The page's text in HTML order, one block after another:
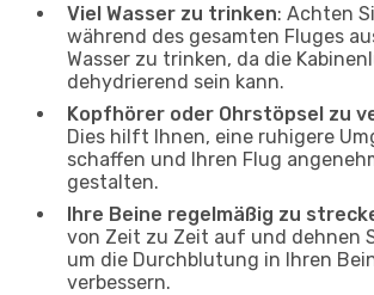
Viel Wasser zu trinken: Achten
während des gesamten Fluges
Wasser zu trinken, da die
dehydrierend sein kann.
Kopfhörer oder Ohrstöpsel zu
Dies hilft Ihnen, eine ruhigere
schaffen und Ihren Flug
gestalten.
Ihre Beine regelmäßig zu
von Zeit zu Zeit auf und dehnen
um die Durchblutung in Ihren
verbessern.